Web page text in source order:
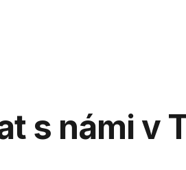
s námi v